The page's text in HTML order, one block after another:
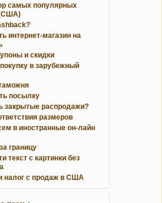
самых популярных
интернет-магазин на
и скидки
в зарубежный
посылку
закрытые распродажи?
размеров
в иностранные он-лайн
границу
текст с картинки без
налог с продаж в США